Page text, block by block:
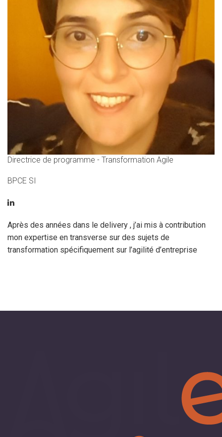
Directrice de programme - Transformation Agile
BPCE SI
Après des années dans le delivery , j’ai mis à contribution
mon expertise en transverse sur des sujets de
transformation spécifiquement sur l’agilité d’entreprise